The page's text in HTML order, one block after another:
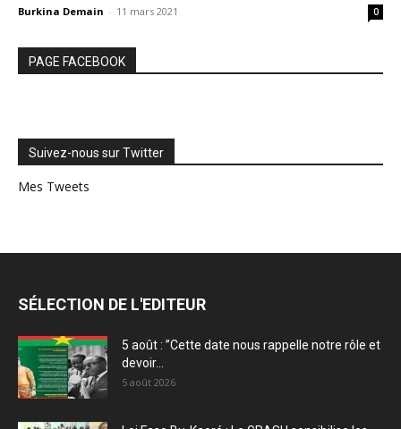
Burkina Demain - 11 mars 2021 0
PAGE FACEBOOK
Suivez-nous sur Twitter
Mes Tweets
SÉLECTION DE L'EDITEUR
5 août : ”Cette date nous rappelle notre rôle et
devoir...
5 août 2026